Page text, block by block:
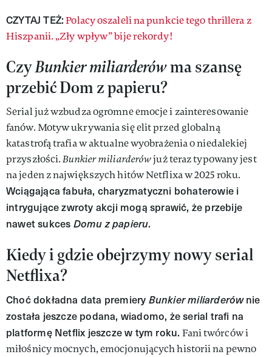
CZYTAJ TEŻ: Polacy oszaleli na punkcie tego thrillera z
Hiszpanii. „Zły wpływ” bije rekordy!
CzyBunkier miliarderówma szansę
przebić Dom z papieru?
Serial już wzbudza ogromne emocje i zainteresowanie
fanów. Motyw ukrywania się elit przed globalną
katastrofą trafia w aktualne wyobrażenia o niedalekiej
przyszłości.Bunkier miliarderówjuż teraz typowany jest
na jeden z największych hitów Netflixa w 2025 roku.
Wciągająca fabuła, charyzmatyczni bohaterowie i
intrygujące zwroty akcji mogą sprawić, że przebije
nawet sukces Domu z papieru.
Kiedy i gdzie obejrzymy nowy serial
Netflixa?
Choć dokładna data premiery Bunkier miliarderównie
została jeszcze podana, wiadomo, że serial trafi na
platformę Netflix jeszcze w tym roku. Fani twórców i
miłośnicy mocnych, emocjonujących historii na pewno